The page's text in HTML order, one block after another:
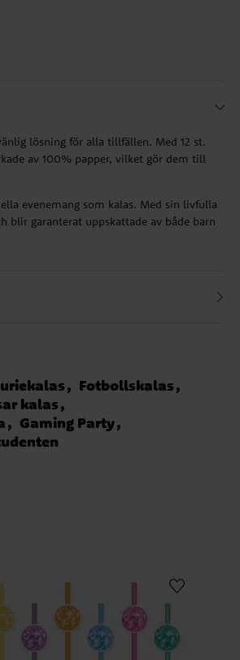
lösning för alla tillfällen. Med 12 st.
av 100% papper, vilket gör dem till
evenemang som kalas. Med sin livfulla
blir garanterat uppskattade av både barn
Fotbollskalas
kalas
Gaming Party